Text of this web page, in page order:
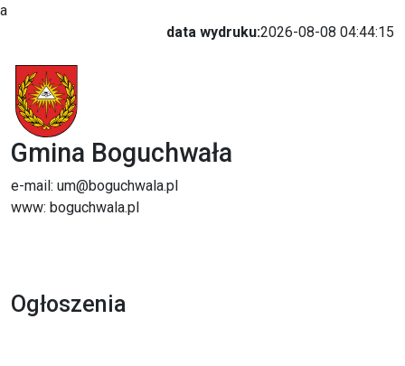
a
data wydruku:2026-08-08 04:44:15
Gmina Boguchwała
e-mail: um@boguchwala.pl
www: boguchwala.pl
Ogłoszenia